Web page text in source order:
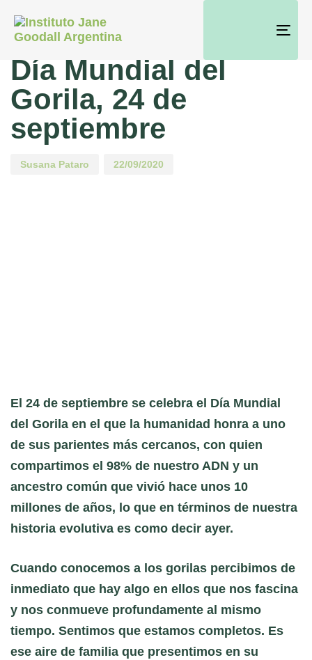
IN:
CONSERVACIÓN
Día Mundial del
Gorila, 24 de
septiembre
Susana Pataro
on:
22/09/2020
El 24 de septiembre se celebra el Día Mundial
del Gorila en el que la humanidad honra a uno
de sus parientes más cercanos, con quien
compartimos el 98% de nuestro ADN y un
ancestro común que vivió hace unos 10
millones de años, lo que en términos de nuestra
historia evolutiva es como decir ayer.
Cuando conocemos a los gorilas percibimos de
inmediato que hay algo en ellos que nos fascina
y nos conmueve profundamente al mismo
tiempo. Sentimos que estamos completos. Es
ese aire de familia que presentimos en su